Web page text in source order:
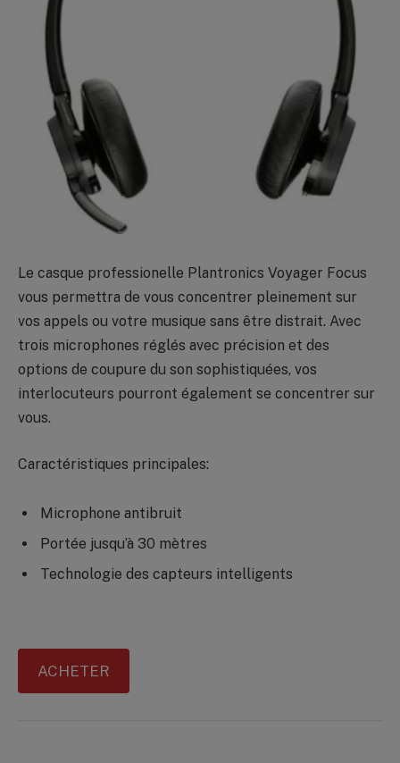
Le casque professionelle Plantronics Voyager Focus
vous permettra de vous concentrer pleinement sur
vos appels ou votre musique sans être distrait. Avec
trois microphones réglés avec précision et des
options de coupure du son sophistiquées, vos
interlocuteurs pourront également se concentrer sur
vous.
Caractéristiques principales:
Microphone antibruit
Portée jusqu’à 30 mètres
Technologie des capteurs intelligents
ACHETER